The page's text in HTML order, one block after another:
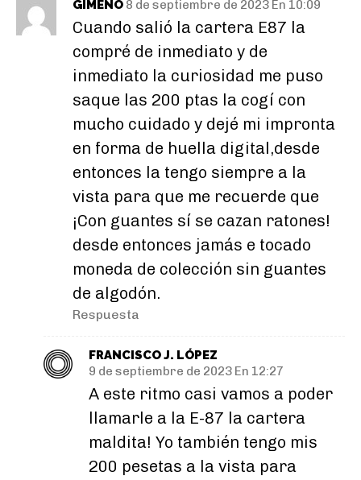
GIMENO 8 de septiembre de 2023 En 10:09
Cuando salió la cartera E87 la
compré de inmediato y de
inmediato la curiosidad me puso
saque las 200 ptas la cogí con
mucho cuidado y dejé mi impronta
en forma de huella digital,desde
entonces la tengo siempre a la
vista para que me recuerde que
¡Con guantes sí se cazan ratones!
desde entonces jamás e tocado
moneda de colección sin guantes
de algodón.
Respuesta
FRANCISCO J. LÓPEZ
9 de septiembre de 2023 En 12:27
A este ritmo casi vamos a poder
llamarle a la E-87 la cartera
maldita! Yo también tengo mis
200 pesetas a la vista para